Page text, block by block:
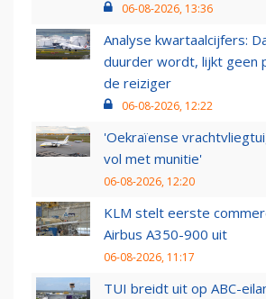
06-08-2026, 13:36
Analyse kwartaalcijfers:
duurder wordt, lijkt geen
de reiziger
06-08-2026, 12:22
'Oekraïense
vol met munitie'
06-08-2026, 12:20
KLM stelt eerste
Airbus A350-900 uit
06-08-2026, 11:17
TUI breidt uit op ABC-